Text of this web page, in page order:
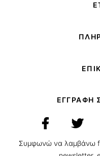
ΕΓΓΡΑΦΗ
Συμφωνώ να λαμβάνω